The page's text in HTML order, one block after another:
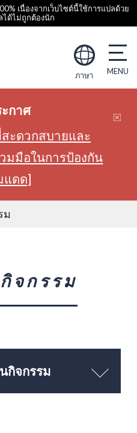
เนื่องจากเว็บไซต์นี้ใช้การแปลด้วย
ได้ไม่ถูกต้องนัก
ภาษา
กาศ
ะดวกสบายและ
มมือในการป้องกัน
แดด]
ม
จกรรม
กิจกรรม